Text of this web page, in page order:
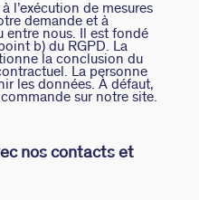
l’exécution de mesures
demande et à
entre nous. Il est fondé
b) du RGPD. La
la conclusion du
La personne
les données. À défaut,
sur notre site.
nos contacts et